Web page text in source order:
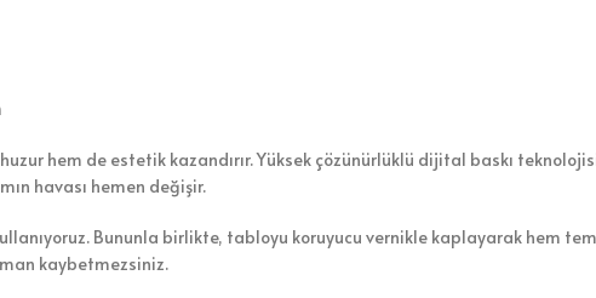
hem de estetik kazandırır. Yüksek çözünürlüklü dijital baskı
havası hemen değişir.
Bununla birlikte, tabloyu koruyucu vernikle kaplayarak hem
kaybetmezsiniz.